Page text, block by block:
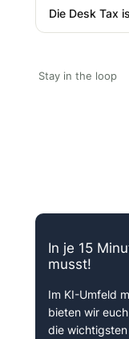
Die Desk Tax
Stay in the loop
In je 15
musst!
Im KI-Umfeld
bieten wir
die